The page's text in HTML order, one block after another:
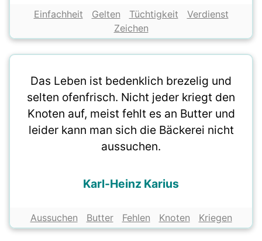
Einfachheit Gelten Tüchtigkeit
Verdienst
Zeichen
Das Leben ist bedenklich brezelig und
selten ofenfrisch. Nicht jeder kriegt den
Knoten auf, meist fehlt es an Butter und
leider kann man sich die Bäckerei nicht
aussuchen.
Karl-Heinz Karius
Aussuchen Butter Fehlen Knoten Kriegen